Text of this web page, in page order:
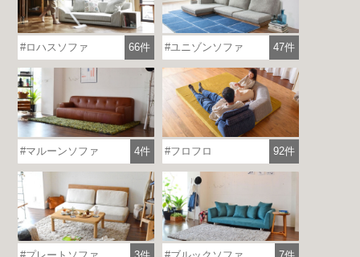
ロハスソファ 66件 ユニゾンソファ 47件
マルーンソファ 4件 フロフロ 92件
プレートソファ 3件 ブルックソファ 7件